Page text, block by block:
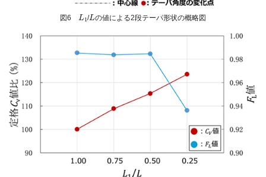
図6 L /Lの値による2段テーパ形状の概略図